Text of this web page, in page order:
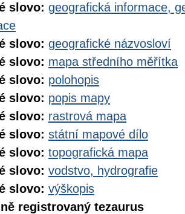
slovo: geografická informace,
slovo: geografické názvosloví
slovo: mapa středního měřítka
slovo: polohopis
slovo: popis mapy
slovo: rastrová mapa
slovo: státní mapové dílo
slovo: topografická mapa
slovo: vodstvo, hydrografie
slovo: výškopis
registrovaný tezaurus